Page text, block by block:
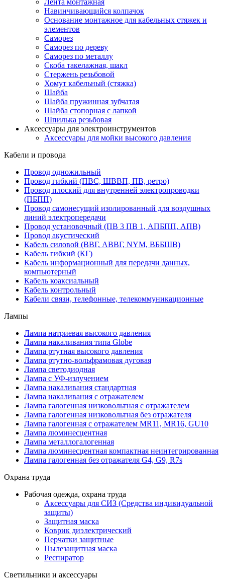
Лента монтажная
Навинчивающийся колпачок
Основание монтажное для кабельных стяжек и
элементов
Саморез
Саморез по дереву
Саморез по металлу
Скоба такелажная, шакл
Стержень резьбовой
Хомут кабельный (стяжка)
Шайба
Шайба пружинная зубчатая
Шайба стопорная с лапкой
Шпилька резьбовая
Аксессуары для электроинструментов
Аксессуары для мойки высокого давления
Кабели и провода
Провод одножильный
Провод гибкий (ПВС, ШВВП, ПВ, ретро)
Провод плоский для внутренней электропроводки
(ПБПП)
Провод самонесущий изолированный для воздушных
линий электропередачи
Провод установочный (ПВ 3 ПВ 1, АПБПП, АПВ)
Провод акустический
Кабель силовой (ВВГ, АВВГ, NYM, ВББШВ)
Кабель гибкий (КГ)
Кабель информационный для передачи данных,
компьютерный
Кабель коаксиальный
Кабель контрольный
Кабели связи, телефонные, телекоммуникационные
Лампы
Лампа натриевая высокого давления
Лампа накаливания типа Globe
Лампа ртутная высокого давления
Лампа ртутно-вольфрамовая дуговая
Лампа светодиодная
Лампа с УФ-излучением
Лампа накаливания стандартная
Лампа накаливания с отражателем
Лампа галогенная низковольтная с отражателем
Лампа галогенная низковольтная без отражателя
Лампа галогенная с отражателем MR11, MR16, GU10
Лампа люминесцентная
Лампа металлогалогенная
Лампа люминесцентная компактная неинтегрированная
Лампа галогенная без отражателя G4, G9, R7s
Охрана труда
Рабочая одежда, охрана труда
Аксессуары для СИЗ (Средства индивидуальной
защиты)
Защитная маска
Коврик диэлектрический
Перчатки защитные
Пылезащитная маска
Респиратор
Светильники и аксессуары